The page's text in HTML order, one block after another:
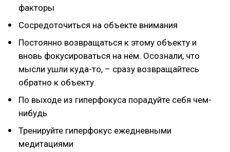
факторы
Сосредоточиться на объекте внимания
Постоянно возвращаться к этому объекту и
вновь фокусироваться на нём. Осознали, что
мысли ушли куда-то, – сразу возвращайтесь
обратно к объекту.
По выходе из гиперфокуса порадуйте себя чем-
нибудь
Тренируйте гиперфокус ежедневными
медитациями